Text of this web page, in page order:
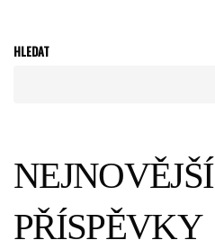
HLEDAT
NEJNOVĚJŠÍ
PŘÍSPĚVKY